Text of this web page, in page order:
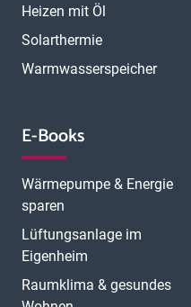
Heizen mit Öl
Solarthermie
Warmwasserspeicher
E-Books
Wärmepumpe & Energie
sparen
Lüftungsanlage im
Eigenheim
Raumklima & gesundes